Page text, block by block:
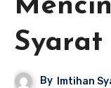
Syarat
By Imtihan